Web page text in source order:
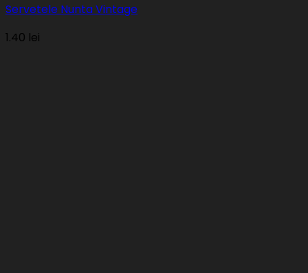
Servetele Nunta Vintage
1.40 lei